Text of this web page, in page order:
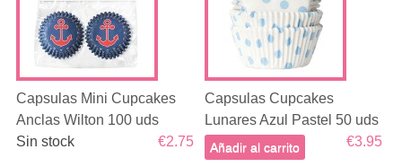
Capsulas Mini Cupcakes
Anclas Wilton 100 uds
€2.75
Sin stock
Capsulas Cupcakes
Lunares Azul Pastel 50 uds
€3.95
Añadir al carrito